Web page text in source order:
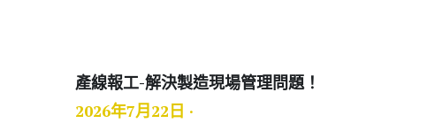
產線報工-解決製造現場管理問題！
2026年7月22日 ·